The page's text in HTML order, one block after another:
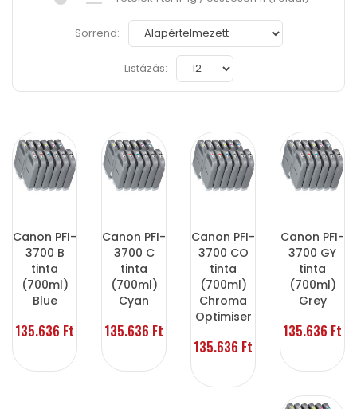
Sorrend:
Listázás:
Canon PFI-
3700 B
tinta
(700ml)
Blue
135.636 Ft
Canon PFI-
3700 C
tinta
(700ml)
Cyan
135.636 Ft
Canon PFI-
3700 CO
tinta
(700ml)
Chroma
Optimiser
135.636 Ft
Canon PFI-
3700 GY
tinta
(700ml)
Grey
135.636 Ft